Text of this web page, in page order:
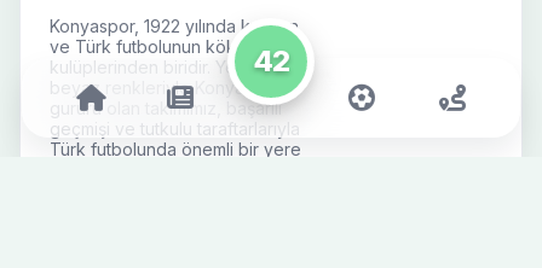
42
Konyaspor, 1922 yılında kurulan
ve Türk futbolunun köklü
kulüplerinden biridir. Yeşil-
beyaz renkleriyle Konya'nın
gururu olan takımımız, başarılı
geçmişi ve tutkulu taraftarlarıyla
Türk futbolunda önemli bir yere